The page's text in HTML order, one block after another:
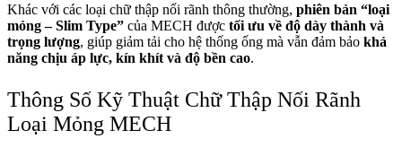
Khác với các loại chữ thập nối rãnh thông thường, phiên bản “loại
mỏng – Slim Type” của MECH được tối ưu về độ dày thành và
trọng lượng, giúp giảm tải cho hệ thống ống mà vẫn đảm bảo khả
năng chịu áp lực, kín khít và độ bền cao.
Thông Số Kỹ Thuật Chữ Thập Nối Rãnh
Loại Mỏng MECH